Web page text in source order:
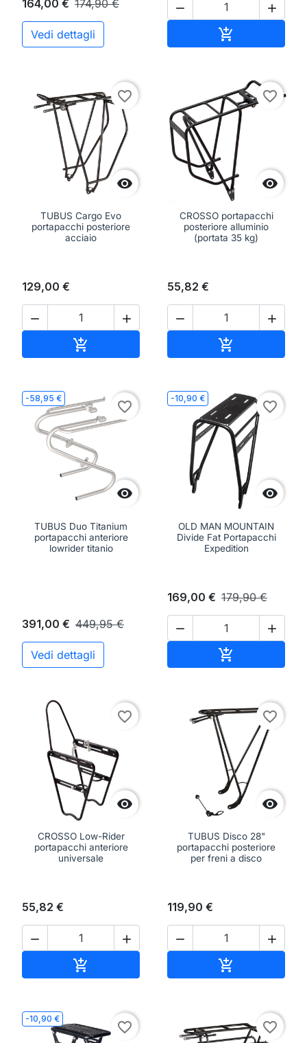
164,00 € 174,90 €
Vedi dettagli
 


favorite_border
TUBUS Cargo Evo
portapacchi posteriore
acciaio
129,00 €
 


favorite_border
CROSSO portapacchi
posteriore alluminio
(portata 35 kg)
55,82 €
 

-58,95 €

favorite_border
TUBUS Duo Titanium
portapacchi anteriore
lowrider titanio
391,00 € 449,95 €
Vedi dettagli
-10,90 €

favorite_border
OLD MAN MOUNTAIN
Divide Fat Portapacchi
Expedition
169,00 € 179,90 €
 


favorite_border
CROSSO Low-Rider
portapacchi anteriore
universale
55,82 €
 


favorite_border
TUBUS Disco 28"
portapacchi posteriore
per freni a disco
119,90 €
 

-10,90 €
favorite_border favorite_border